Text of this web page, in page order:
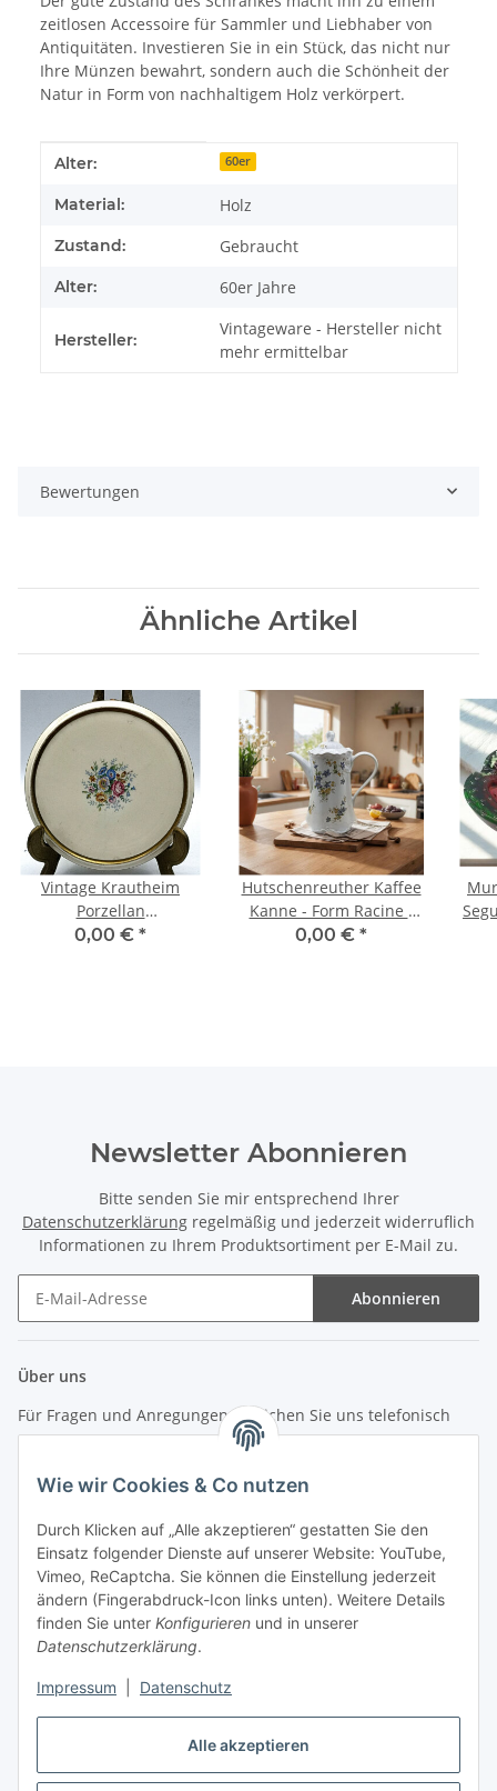
Alle akzeptieren
Wie wir Cookies & Co nutzen
Durch Klicken auf „Alle akzeptieren“ gestatten Sie den
Einsatz folgender Dienste auf unserer Website: YouTube,
Vimeo, ReCaptcha. Sie können die Einstellung jederzeit
ändern (Fingerabdruck-Icon links unten). Weitere Details
finden Sie unter Konfigurieren und in unserer
Datenschutzerklärung.
Impressum Datenschutz
zeitlosen Accessoire für Sammler und Liebhaber von
Antiquitäten. Investieren Sie in ein Stück, das nicht nur
Ihre Münzen bewahrt, sondern auch die Schönheit der
Natur in Form von nachhaltigem Holz verkörpert.
Produkteigenschaft
Wert
Alter: 60er
Material: Holz
Zustand: Gebraucht
Alter: 60er Jahre
Hersteller:
Vintageware - Hersteller nicht
mehr ermittelbar
Bewertungen
Ähnliche Artikel
Vintage Krautheim
Porzellan
Kannenuntersetzer "de
0,00 € *
Hutschenreuther Kaffee
Kanne - Form Racine -
Dekor Clematis Violetta
0,00 € *
Seguso /
Newsletter Abonnieren
Bitte senden Sie mir entsprechend Ihrer
Datenschutzerklärung regelmäßig und jederzeit widerruflich
Informationen zu Ihrem Produktsortiment per E-Mail zu.
Abonnieren
Über uns
Für Fragen und Anregungen erreichen Sie uns telefonisch
info (at) zweitedel.de
Informationen
Gesetzliche Informationen